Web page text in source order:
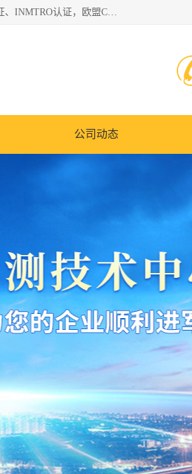
*是一家的测试、评估、检查与认机构，主要从事巴西NR10认证、NR12认证、NR13认证；ANATEL认证、INMTRO认证，欧盟CE认证：MD认证，PED认证，MID认证，ATEX认证，德国蓝色天使认证。
公司动态